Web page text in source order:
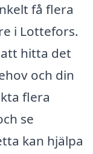
få flera
i Lottefors.
hitta det
och din
flera
se
kan hjälpa